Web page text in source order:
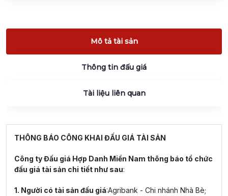
Mô tả tài sản
Thông tin đấu giá
Tài liệu liên quan
THÔNG BÁO CÔNG KHAI ĐẤU GIÁ TÀI SẢN
Công ty Đấu giá Hợp Danh Miền Nam thông báo tổ chức
đấu giá tài sản chi tiết như sau:
1. Người có tài sản đấu giá:Agribank - Chi nhánh Nhà Bè;